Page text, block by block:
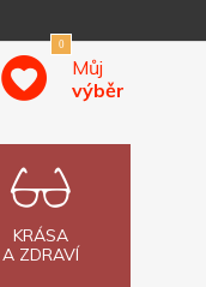
0
Můj
výběr
KRÁSA
A ZDRAVÍ